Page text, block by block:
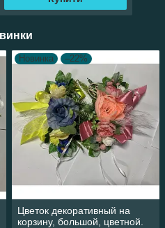
Новинка –22%
Цветок декоративный на
корзину, большой, цветной.